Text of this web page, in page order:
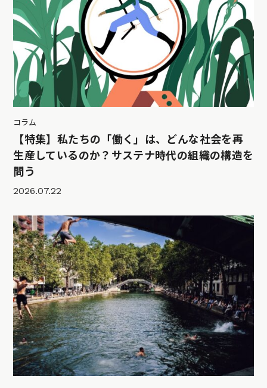
コラム
【特集】私たちの「働く」は、どんな社会を再
生産しているのか？サステナ時代の組織の構造を
問う
2026.07.22